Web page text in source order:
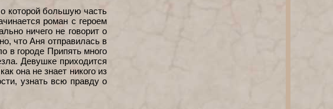
о которой большую часть
роман с героем
ничего не говорит о
что Аня отправилась в
в городе Припять много
Девушке приходится
она не знает никого из
узнать всю правду о